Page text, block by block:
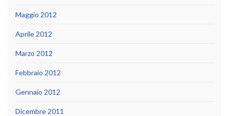
Maggio 2012
Aprile 2012
Marzo 2012
Febbraio 2012
Gennaio 2012
Dicembre 2011